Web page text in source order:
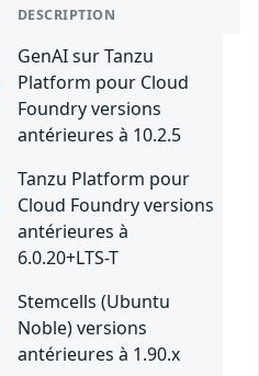
DESCRIPTION
GenAI sur Tanzu
Platform pour Cloud
Foundry versions
antérieures à 10.2.5
Tanzu Platform pour
Cloud Foundry versions
antérieures à
6.0.20+LTS-T
Stemcells (Ubuntu
Noble) versions
antérieures à 1.90.x